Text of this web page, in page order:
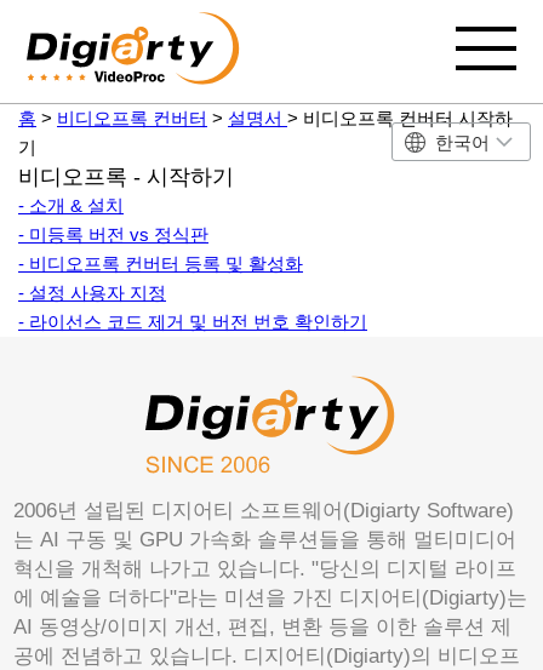
한국어
홈 > 비디오프록 컨버터 > 설명서 > 비디오프록 컨버터 시작하
기
비디오프록 - 시작하기
- 소개 & 설치
- 미등록 버전 vs 정식판
- 비디오프록 컨버터 등록 및 활성화
- 설정 사용자 지정
- 라이선스 코드 제거 및 버전 번호 확인하기
2006년 설립된 디지어티 소프트웨어(Digiarty Software)
는 AI 구동 및 GPU 가속화 솔루션들을 통해 멀티미디어
혁신을 개척해 나가고 있습니다. "당신의 디지털 라이프
에 예술을 더하다"라는 미션을 가진 디지어티(Digiarty)는
AI 동영상/이미지 개선, 편집, 변환 등을 이한 솔루션 제
공에 전념하고 있습니다. 디지어티(Digiarty)의 비디오프